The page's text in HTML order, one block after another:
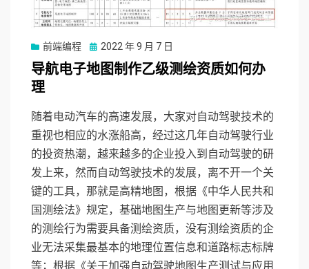
前端编程
Posted
on
2022 年 9 月 7 日
导航电子地图制作乙级测绘资质如何办
理
随着电动汽车的高速发展，大家对自动驾驶技术的
重视也相应的水涨船高，经过这几年自动驾驶行业
的投资热潮，越来越多的企业投入到自动驾驶的研
发上来，然而自动驾驶技术的发展，离不开一个关
键的工具，那就是高精地图，根据《中华人民共和
国测绘法》规定，基础地图生产与地图更新等涉及
的测绘行为需要具备测绘资质，没有测绘资质的企
业无法采集最基本的地理位置信息和道路标志标牌
等；根据《关于加强自动驾驶地图生产测试与应用